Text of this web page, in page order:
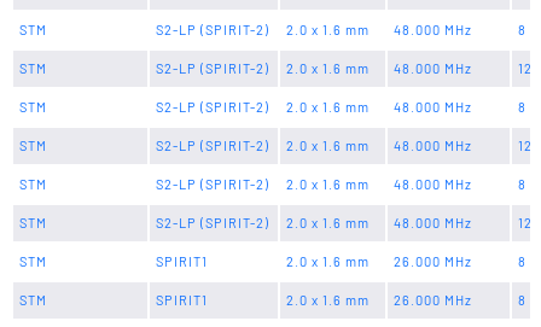
STM S2-LP (SPIRIT-2) 2.0 x 1.6 mm 48.000 MHz 8
STM S2-LP (SPIRIT-2) 2.0 x 1.6 mm 48.000 MHz 12
STM S2-LP (SPIRIT-2) 2.0 x 1.6 mm 48.000 MHz 8
STM S2-LP (SPIRIT-2) 2.0 x 1.6 mm 48.000 MHz 12
STM S2-LP (SPIRIT-2) 2.0 x 1.6 mm 48.000 MHz 8
STM S2-LP (SPIRIT-2) 2.0 x 1.6 mm 48.000 MHz 12
STM SPIRIT1 2.0 x 1.6 mm 26.000 MHz 8
STM SPIRIT1 2.0 x 1.6 mm 26.000 MHz 8